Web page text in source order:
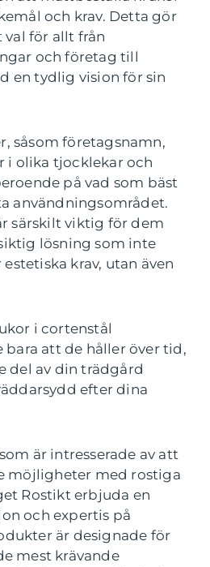
och krav. Detta gör
för allt från
och företag till
en tydlig vision för sin
såsom företagsnamn,
i olika tjocklekar och
på vad som bäst
användningsområdet.
särskilt viktig för dem
lösning som inte
krav, utan även
i cortenstål
bara att de håller över tid,
del av din trädgård
efter dina
är intresserade av att
möjligheter med rostiga
Rostikt erbjuda en
och expertis på
är designade för
mest krävande